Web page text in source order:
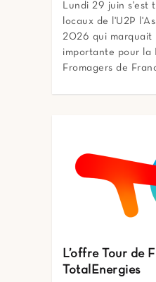
Lundi 29 juin s'est
locaux de l'U2P
2026 qui marquait
importante pour la
Fromagers de
L’offre Tour de
TotalEnergies